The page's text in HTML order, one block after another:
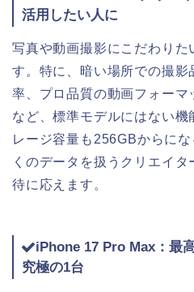
活用したい人に
写真や動画撮影にこだわり
す。特に、暗い場所での撮影
率、プロ品質の動画フォー
など、標準モデルにはない機
レージ容量も256GBからに
くのデータを扱うクリエイ
待に応えます。
iPhone 17 Pro Max：最
究極の1台